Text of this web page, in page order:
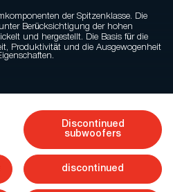
der Spitzenklasse. Die
Berücksichtigung der hohen
und hergestellt. Die Basis für die
Produktivität und die Ausgewogenheit
Discontinued
subwoofers
discontinued